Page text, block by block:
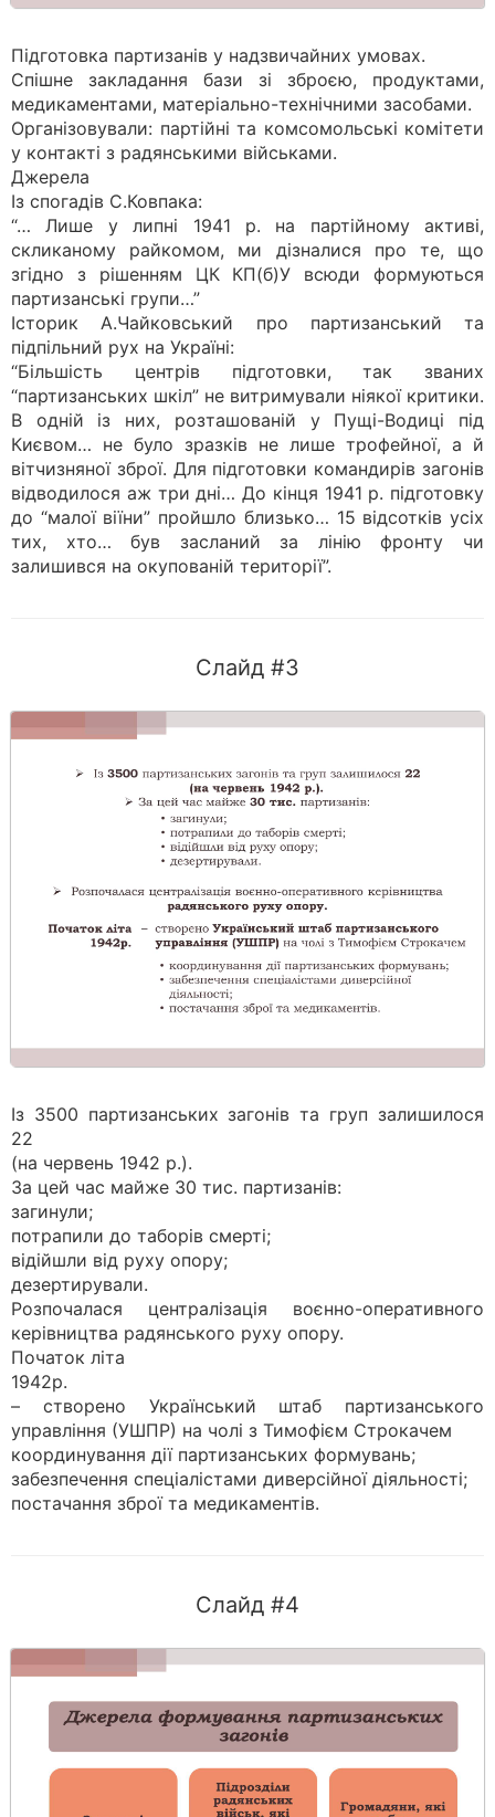
Підготовка партизанів у надзвичайних умовах.
Спішне закладання бази зі зброєю, продуктами,
медикаментами, матеріально-технічними засобами.
Організовували: партійні та комсомольські комітети
у контакті з радянськими військами.
Джерела
Із спогадів С.Ковпака:
“… Лише у липні 1941 р. на партійному активі,
скликаному райкомом, ми дізналися про те, що
згідно з рішенням ЦК КП(б)У всюди формуються
партизанські групи…”
Історик А.Чайковський про партизанський та
підпільний рух на Україні:
“Більшість центрів підготовки, так званих
“партизанських шкіл” не витримували ніякої критики.
В одній із них, розташованій у Пущі-Водиці під
Києвом… не було зразків не лише трофейної, а й
вітчизняної зброї. Для підготовки командирів загонів
відводилося аж три дні… До кінця 1941 р. підготовку
до “малої віїни” пройшло близько… 15 відсотків усіх
тих, хто… був засланий за лінію фронту чи
залишився на окупованій території”.
Слайд #3
Із 3500 партизанських загонів та груп залишилося
22
(на червень 1942 р.).
За цей час майже 30 тис. партизанів:
загинули;
потрапили до таборів смерті;
відійшли від руху опору;
дезертирували.
Розпочалася централізація воєнно-оперативного
керівництва радянського руху опору.
Початок літа
1942р.
– створено Український штаб партизанського
управління (УШПР) на чолі з Тимофієм Строкачем
координування дії партизанських формувань;
забезпечення спеціалістами диверсійної діяльності;
постачання зброї та медикаментів.
Слайд #4